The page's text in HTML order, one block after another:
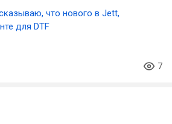
что нового в Jett,
для DTF
7